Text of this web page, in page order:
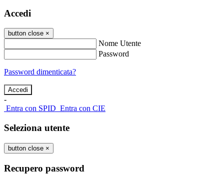
Accedi
button close ×
Nome Utente
Password
Password dimenticata?
-
Entra con SPID Entra con CIE
Seleziona utente
button close ×
Recupero password